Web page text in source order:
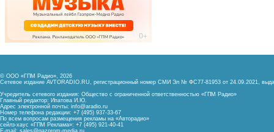
© ООО «ГПМ Радио», 2026
Сетевое издание AVTORADIO.RU, регистрационный номер СМИ Эл № ФС77-81953 от 24.09.2021,
Учредитель сетевого издания: Общество с ограниченной ответственностью «ГПМ Радио»
Главный редактор: Ипатова И.Ю.
Адрес электронной почты: info@aradio.ru
Номер телефона редакции: +7 (495) 937-33-67
По всем вопросам размещения рекламы на «Авторадио»
сейлз-хаус «ГПМ Реклама»: +7 (495) 921-40-41